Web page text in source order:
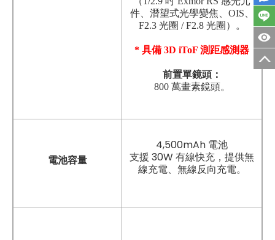
件、潛望式光學變焦、OIS、
F2.3 光圈 / F2.8 光圈）。
* 具備 3D iToF 測距感測器
前置單鏡頭：
800 萬畫素鏡頭。
電池容量
4,500mAh 電池
支援 30W 有線快充，提供無
線充電、無線反向充電。